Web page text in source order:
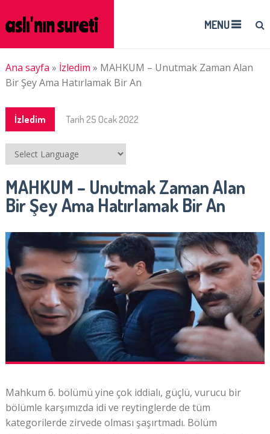
MENU
Ana sayfa » İzledim » MAHKUM – Unutmak Zaman Alan
Bir Şey Ama Hatırlamak Bir An
İzledim Tarih 25 Ocak 2022
MAHKUM – Unutmak Zaman Alan
Bir Şey Ama Hatırlamak Bir An
Mahkum 6. bölümü yine çok iddialı, güçlü, vurucu bir
bölümle karşımızda idi ve reytinglerde de tüm
kategorilerde zirvede olması şaşırtmadı. Bölüm